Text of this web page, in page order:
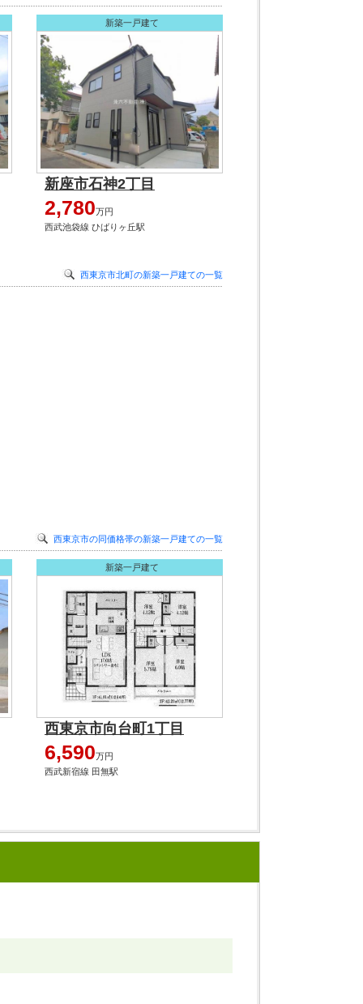
新築一戸建て
新座市石神2丁目
2,780万円
西武池袋線 ひばりヶ丘駅
西東京市北町の新築一戸建ての一覧
西東京市の同価格帯の新築一戸建ての一覧
新築一戸建て
西東京市向台町1丁目
6,590万円
西武新宿線 田無駅